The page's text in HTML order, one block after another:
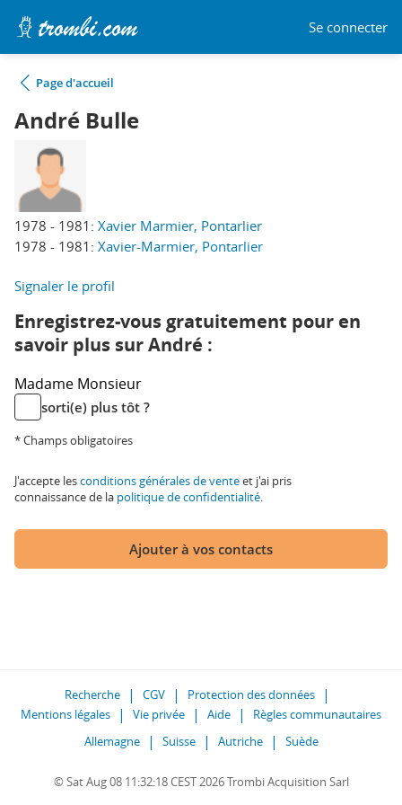
Se connecter
Page d'accueil
André Bulle
1978 - 1981: Xavier Marmier, Pontarlier
1978 - 1981: Xavier-Marmier, Pontarlier
Signaler le profil
Enregistrez-vous gratuitement pour en
savoir plus sur André :
Madame Monsieur
sorti(e) plus tôt ?
* Champs obligatoires
J'accepte lesconditions générales de venteet j'ai pris
connaissance de la politique de confidentialité.
Ajouter à vos contacts
Recherche CGV
Protection des données
Mentions légales
Vie privée Aide
Règles communautaires
Allemagne
Suisse Autriche Suède
© Sat Aug 08 11:32:18 CEST 2026 Trombi Acquisition Sarl